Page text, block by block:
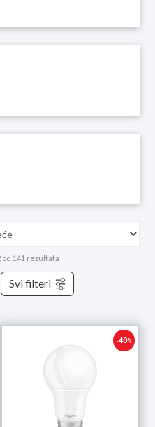
od 141 rezultataPoredano
po
cijeni:
Svi filteri
-40%